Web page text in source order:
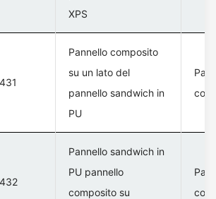
XPS
Pannello composito
su un lato del
pannello sandwich in
PU
con
Pannello sandwich in
PU pannello
composito su
con